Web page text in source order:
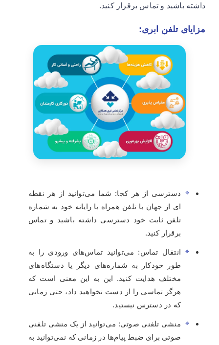
داشته باشید و تماس برقرار کنید.
مزایای تلفن ابری:
دسترسی از هر کجا: شما می‌توانید از هر نقطه
ای از جهان با تلفن همراه یا رایانه خود به شماره
تلفن ثابت خود دسترسی داشته باشید و تماس
برقرار کنید.
انتقال تماس: می‌توانید تماس‌های ورودی را به
طور خودکار به شماره‌های دیگر یا دستگاه‌های
مختلف هدایت کنید. این به این معنی است که
هرگز تماسی را از دست نخواهید داد، حتی زمانی
که در دسترس نیستید.
منشی تلفنی صوتی: می‌توانید از یک منشی تلفنی
صوتی برای ضبط پیام‌ها در زمانی که نمی‌توانید به